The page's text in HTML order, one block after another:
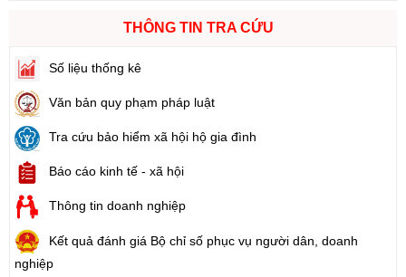
THÔNG TIN TRA CỨU
Số liệu thống kê
Văn bản quy phạm pháp luật
Tra cứu bảo hiểm xã hội hộ gia đình
Báo cáo kinh tế - xã hội
Thông tin doanh nghiệp
Kết quả đánh giá Bộ chỉ số phục vụ người dân, doanh
nghiệp